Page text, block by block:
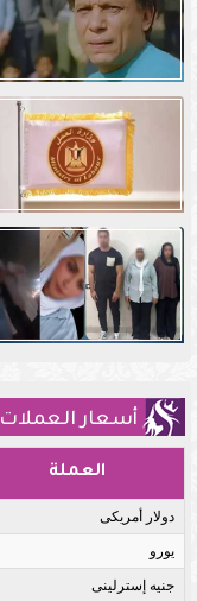
أسعار العملات
العملة
دولار أمريكى
يورو
جنيه إسترلينى